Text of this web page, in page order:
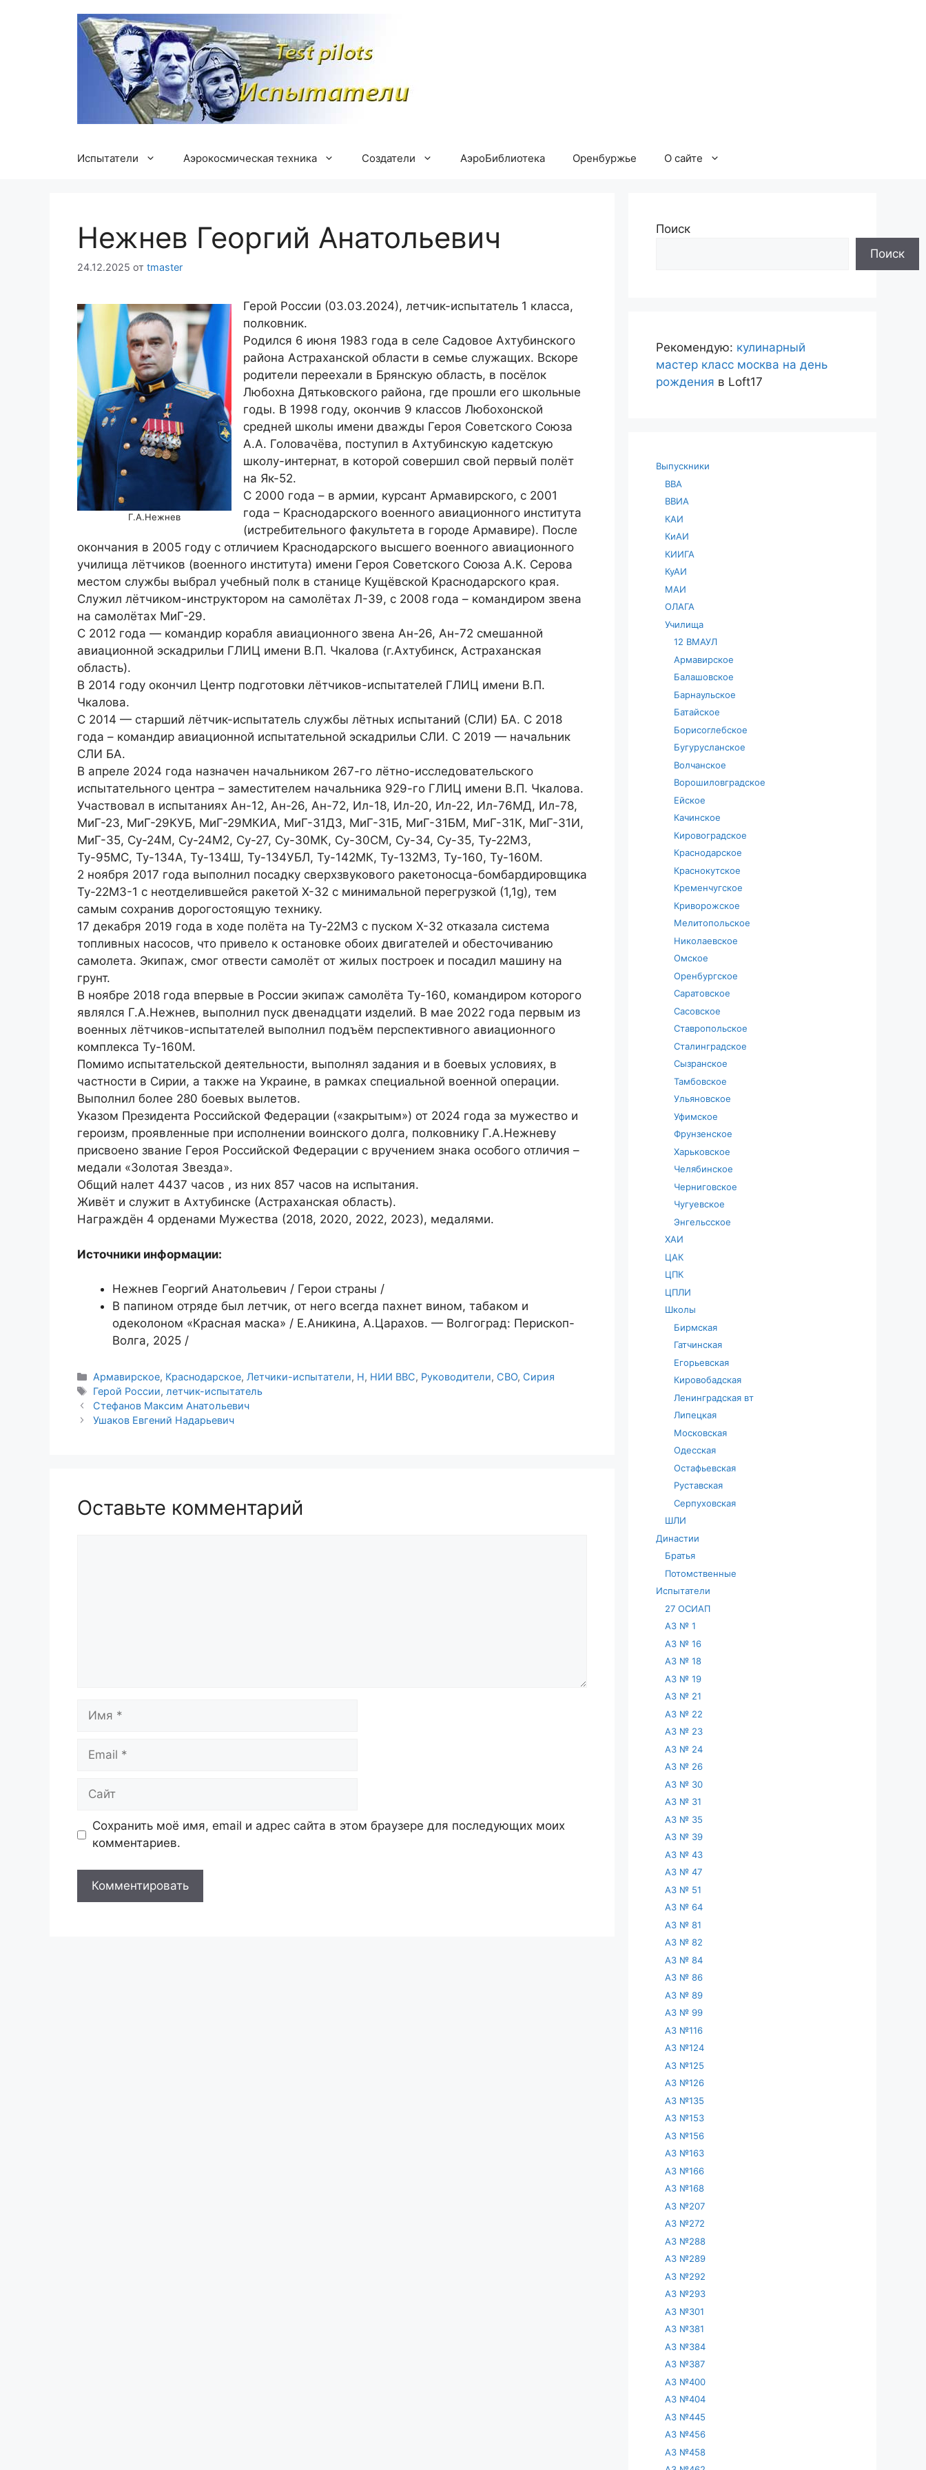
Испытатели Аэрокосмическая техника Создатели АэроБиблиотека Оренбуржье О сайте
Нежнев Георгий Анатольевич
24.12.2025 от tmaster
Г.А.Нежнев
Герой России (03.03.2024), летчик-испытатель 1 класса,
полковник.
Родился 6 июня 1983 года в селе Садовое Ахтубинского
района Астраханской области в семье служащих. Вскоре
родители переехали в Брянскую область, в посёлок
Любохна Дятьковского района, где прошли его школьные
годы. В 1998 году, окончив 9 классов Любохонской
средней школы имени дважды Героя Советского Союза
А.А. Головачёва, поступил в Ахтубинскую кадетскую
школу-интернат, в которой совершил свой первый полёт
на Як-52.
С 2000 года – в армии, курсант Армавирского, с 2001
года – Краснодарского военного авиационного института
(истребительного факультета в городе Армавире). После
окончания в 2005 году с отличием Краснодарского высшего военного авиационного
училища лётчиков (военного института) имени Героя Советского Союза А.К. Серова
местом службы выбрал учебный полк в станице Кущёвской Краснодарского края.
Служил лётчиком-инструктором на самолётах Л-39, с 2008 года – командиром звена
на самолётах МиГ-29.
C 2012 года — командир корабля авиационного звена Ан-26, Ан-72 смешанной
авиационной эскадрильи ГЛИЦ имени В.П. Чкалова (г.Ахтубинск, Астраханская
область).
В 2014 году окончил Центр подготовки лётчиков-испытателей ГЛИЦ имени В.П.
Чкалова.
С 2014 — старший лётчик-испытатель службы лётных испытаний (СЛИ) БА. С 2018
года – командир авиационной испытательной эскадрильи СЛИ. С 2019 — начальник
СЛИ БА.
В апреле 2024 года назначен начальником 267-го лётно-исследовательского
испытательного центра – заместителем начальника 929-го ГЛИЦ имени В.П. Чкалова.
Участвовал в испытаниях Ан-12, Ан-26, Ан-72, Ил-18, Ил-20, Ил-22, Ил-76МД, Ил-78,
МиГ-23, МиГ-29КУБ, МиГ-29МКИА, МиГ-31ДЗ, МиГ-31Б, МиГ-31БМ, МиГ-31К, МиГ-31И,
МиГ-35, Су-24М, Су-24М2, Су-27, Су-30МК, Су-30СМ, Су-34, Су-35, Ту-22М3,
Ту-95МС, Ту-134А, Ту-134Ш, Ту-134УБЛ, Ту-142МК, Ту-132М3, Ту-160, Ту-160М.
2 ноября 2017 года выполнил посадку сверхзвукового ракетоносца-бомбардировщика
Ту-22М3-1 с неотделившейся ракетой Х-32 с минимальной перегрузкой (1,1g), тем
самым сохранив дорогостоящую технику.
17 декабря 2019 года в ходе полёта на Ту-22М3 с пуском Х-32 отказала система
топливных насосов, что привело к остановке обоих двигателей и обесточиванию
самолета. Экипаж, смог отвести самолёт от жилых построек и посадил машину на
грунт.
В ноябре 2018 года впервые в России экипаж самолёта Ту-160, командиром которого
являлся Г.А.Нежнев, выполнил пуск двенадцати изделий. В мае 2022 года первым из
военных лётчиков-испытателей выполнил подъём перспективного авиационного
комплекса Ту-160М.
Помимо испытательской деятельности, выполнял задания и в боевых условиях, в
частности в Сирии, а также на Украине, в рамках специальной военной операции.
Выполнил более 280 боевых вылетов.
Указом Президента Российской Федерации («закрытым») от 2024 года за мужество и
героизм, проявленные при исполнении воинского долга, полковнику Г.А.Нежневу
присвоено звание Героя Российской Федерации с вручением знака особого отличия –
медали «Золотая Звезда».
Общий налет 4437 часов , из них 857 часов на испытания.
Живёт и служит в Ахтубинске (Астраханская область).
Награждён 4 орденами Мужества (2018, 2020, 2022, 2023), медалями.
Источники информации:
Нежнев Георгий Анатольевич / Герои страны /
В папином отряде был летчик, от него всегда пахнет вином, табаком и
одеколоном «Красная маска» / Е.Аникина, А.Царахов. — Волгоград: Перископ-
Волга, 2025 /
Рубрики
Армавирское, Краснодарское,Летчики-испытатели, Н, НИИ ВВС, Руководители, СВО, Сирия
Метки
Герой России, летчик-испытатель
Стефанов Максим Анатольевич
Ушаков Евгений Надарьевич
Оставьте комментарий
Имя
Email
Сайт
Сохранить моё имя, email и адрес сайта в этом браузере для последующих моих
комментариев.
Поиск
Поиск
Рекомендую: кулинарный
мастер класс москва на день
рождения в Loft17
Выпускники
ВВА
ВВИА
КАИ
КиАИ
КИИГА
КуАИ
МАИ
ОЛАГА
Училища
12 ВМАУЛ
Армавирское
Балашовское
Барнаульское
Батайское
Борисоглебское
Бугурусланское
Волчанское
Ворошиловградское
Ейское
Качинское
Кировоградское
Краснодарское
Краснокутское
Кременчугское
Криворожское
Мелитопольское
Николаевское
Омское
Оренбургское
Саратовское
Сасовское
Ставропольское
Сталинградское
Сызранское
Тамбовское
Ульяновское
Уфимское
Фрунзенское
Харьковское
Челябинское
Черниговское
Чугуевское
Энгельсское
ХАИ
ЦАК
ЦПК
ЦПЛИ
Школы
Бирмская
Гатчинская
Егорьевская
Кировобадская
Ленинградская вт
Липецкая
Московская
Одесская
Остафьевская
Руставская
Серпуховская
ШЛИ
Династии
Братья
Потомственные
Испытатели
27 ОСИАП
АЗ № 1
АЗ № 16
АЗ № 18
АЗ № 19
АЗ № 21
АЗ № 22
АЗ № 23
АЗ № 24
АЗ № 26
АЗ № 30
АЗ № 31
АЗ № 35
АЗ № 39
АЗ № 43
АЗ № 47
АЗ № 51
АЗ № 64
АЗ № 81
АЗ № 82
АЗ № 84
АЗ № 86
АЗ № 89
АЗ № 99
АЗ №116
АЗ №124
АЗ №125
АЗ №126
АЗ №135
АЗ №153
АЗ №156
АЗ №163
АЗ №166
АЗ №168
АЗ №207
АЗ №272
АЗ №288
АЗ №289
АЗ №292
АЗ №293
АЗ №301
АЗ №381
АЗ №384
АЗ №387
АЗ №400
АЗ №404
АЗ №445
АЗ №456
АЗ №458